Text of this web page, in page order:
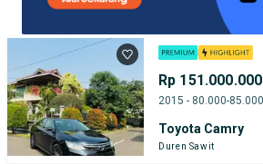
Rp 151.000.000
2015 - 80.000-
Toyota Camry
Duren Sawit